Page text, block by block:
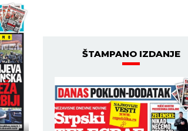
ŠTAMPANO IZDANJE